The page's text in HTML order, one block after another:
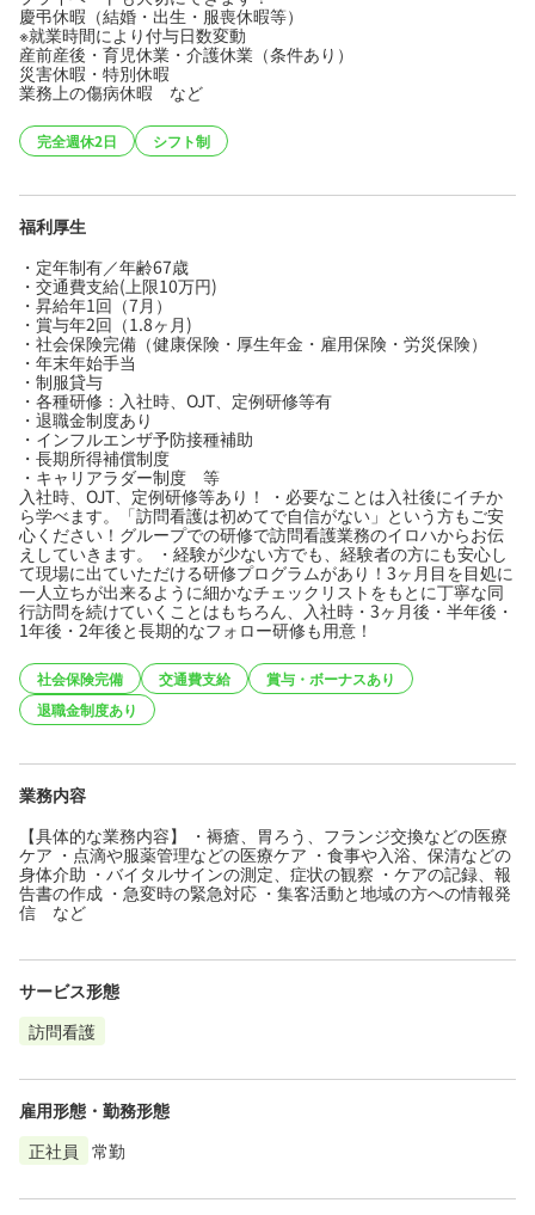
慶弔休暇（結婚・出生・服喪休暇等）
※就業時間により付与日数変動
産前産後・育児休業・介護休業（条件あり）
災害休暇・特別休暇
業務上の傷病休暇 など
完全週休2日 シフト制
福利厚生
・定年制有／年齢67歳
・交通費支給(上限10万円)
・昇給年1回（7月）
・賞与年2回（1.8ヶ月)
・社会保険完備（健康保険・厚生年金・雇用保険・労災保険）
・年末年始手当
・制服貸与
・各種研修：入社時、OJT、定例研修等有
・退職金制度あり
・インフルエンザ予防接種補助
・長期所得補償制度
・キャリアラダー制度 等
入社時、OJT、定例研修等あり！ ・必要なことは入社後にイチか
ら学べます。「訪問看護は初めてで自信がない」という方もご安
心ください！グループでの研修で訪問看護業務のイロハからお伝
えしていきます。 ・経験が少ない方でも、経験者の方にも安心し
て現場に出ていただける研修プログラムがあり！3ヶ月目を目処に
一人立ちが出来るように細かなチェックリストをもとに丁寧な同
行訪問を続けていくことはもちろん、入社時・3ヶ月後・半年後・
1年後・2年後と長期的なフォロー研修も用意！
社会保険完備 交通費支給
賞与・ボーナスあり
退職金制度あり
業務内容
【具体的な業務内容】 ・褥瘡、胃ろう、フランジ交換などの医療
ケア ・点滴や服薬管理などの医療ケア ・食事や入浴、保清などの
身体介助 ・バイタルサインの測定、症状の観察 ・ケアの記録、報
告書の作成 ・急変時の緊急対応 ・集客活動と地域の方への情報発
信 など
サービス形態
訪問看護
雇用形態・勤務形態
正社員
常勤